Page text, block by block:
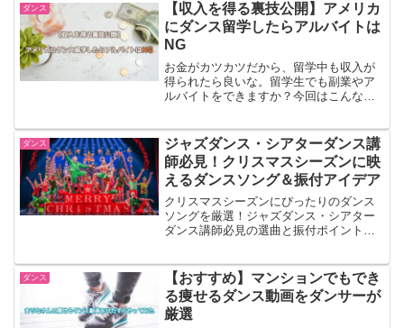
ダンス
【収入を得る裏技公開】アメリカ
にダンス留学したらアルバイトは
NG
お金がカツカツだから、留学中も収入が
得られたら良いな。留学生でも副業やア
ルバイトをできますか？今回はこんな疑
します。帰国後は、幼児・小学生にバレ
エの指導、そして現役のダンサーとして
活動しています。
ダンス
ジャズダンス・シアターダンス講
師必見！クリスマスシーズンに映
えるダンスソング＆振付アイデア
クリスマスシーズンにぴったりのダンス
ソングを厳選！ジャズダンス・シアター
ダンス講師必見の選曲と振付ポイントを
クショップにも最適な音楽を提案しま
す。
ダンス
【おすすめ】マンションでもでき
る痩せるダンス動画をダンサーが
厳選